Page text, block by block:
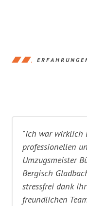
"Ich war wirklich
professionellen
Umzugsmeister
Bergisch
stressfrei dank
freundlichen